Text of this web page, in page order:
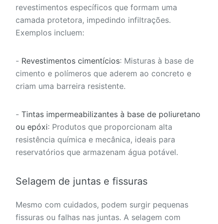
revestimentos específicos que formam uma
camada protetora, impedindo infiltrações.
Exemplos incluem:
- Revestimentos cimentícios: Misturas à base de
cimento e polímeros que aderem ao concreto e
criam uma barreira resistente.
- Tintas impermeabilizantes à base de poliuretano
ou epóxi: Produtos que proporcionam alta
resistência química e mecânica, ideais para
reservatórios que armazenam água potável.
Selagem de juntas e fissuras
Mesmo com cuidados, podem surgir pequenas
fissuras ou falhas nas juntas. A selagem com